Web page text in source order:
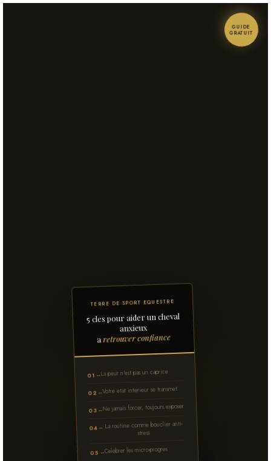
GUIDE
GRATUIT
TERRE DE SPORT EQUESTRE
5 cles pour aider un cheval
anxieux
aretrouver confiance
01 --La peur n'est pas un caprice
02 --Votre etat interieur se transmet
03 --Ne jamais forcer, toujours exposer
04 -- La routine comme bouclier anti-
stress
05 --Celebrer les micro-progres